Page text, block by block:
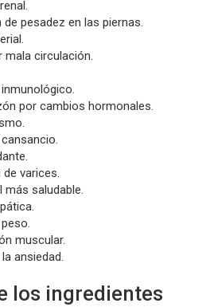
pesadez en las piernas.
mala circulación.
por cambios hormonales.
de varices.
más saludable.
muscular.
ansiedad.
los ingredientes